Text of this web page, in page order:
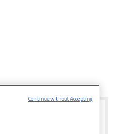
Continue without Accepting